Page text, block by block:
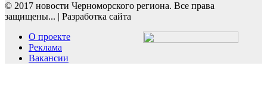
© 2017 новости Черноморского региона. Все права
защищены... | Разработка сайта
О проекте
Реклама
Вакансии